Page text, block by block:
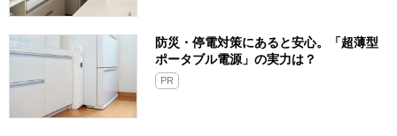
防災・停電対策にあると安心。「超薄型
ポータブル電源」の実力は？​
PR